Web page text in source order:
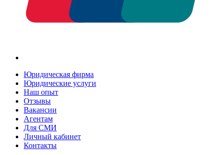
Юридическая фирма
Юридические услуги
Наш опыт
Отзывы
Вакансии
Агентам
Для СМИ
Личный кабинет
Контакты